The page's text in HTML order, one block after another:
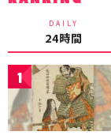
DAILY
24時間
1